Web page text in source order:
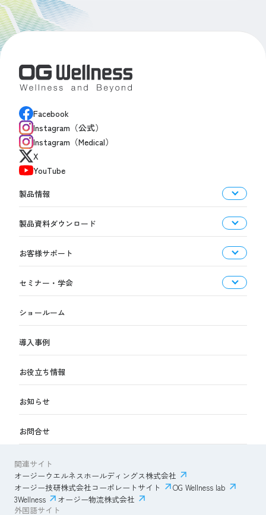
Facebook
Instagram（公式）
Instagram（Medical）
X
YouTube
製品情報
製品資料ダウンロード
お客様サポート
セミナー・学会
ショールーム
導入事例
お役立ち情報
お知らせ
お問合せ
関連サイト
オージーウエルネスホールディングス株式会社
オージー技研株式会社コーポレートサイト
OG Wellness lab
3Wellness
オージー物流株式会社
外国語サイト